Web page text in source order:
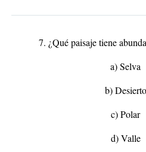
7. ¿Qué paisaje tiene
a) Selva
b) Desierto
c) Polar
d) Valle